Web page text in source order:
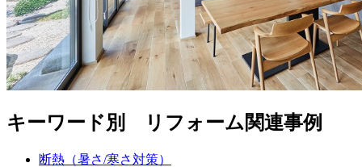
キーワード別 リフォーム関連事例
断熱（暑さ/寒さ対策）